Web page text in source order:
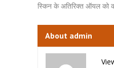
स्किन के अतिरिक्त ऑयल को
About admin